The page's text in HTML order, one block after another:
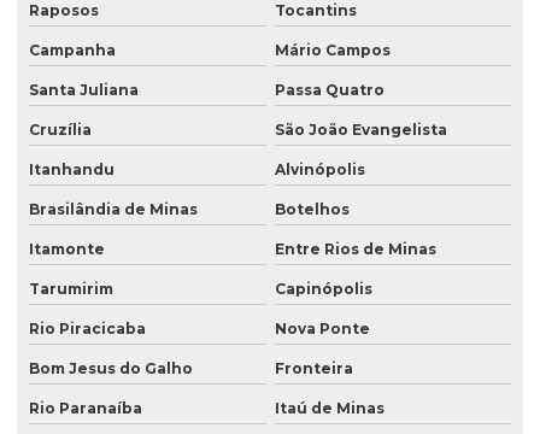
Raposos Tocantins
Campanha Mário Campos
Santa Juliana Passa Quatro
Cruzília São João Evangelista
Itanhandu Alvinópolis
Brasilândia de Minas Botelhos
Itamonte Entre Rios de Minas
Tarumirim Capinópolis
Rio Piracicaba Nova Ponte
Bom Jesus do Galho Fronteira
Rio Paranaíba Itaú de Minas